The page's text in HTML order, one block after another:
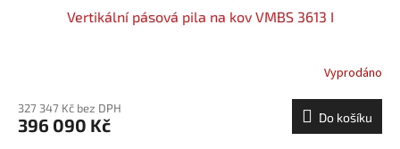
Vertikální pásová pila na kov VMBS 3613 I
Vyprodáno
327 347 Kč bez DPH
396 090 Kč Do košíku